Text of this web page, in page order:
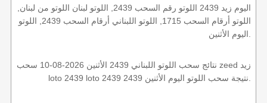
اليوم زيد 2439 اللوتو رقم السحب 2439, اللوتو لبنان اللوتو من لبنان,
اللوتو أرقام السحب 1715, اللوتو اللبناني أرقام السحب 2439, اللوتو
نتائج سحب اللوتو اللبناني 2439 الأثنين 2026-08-10 سحب zeed زيد